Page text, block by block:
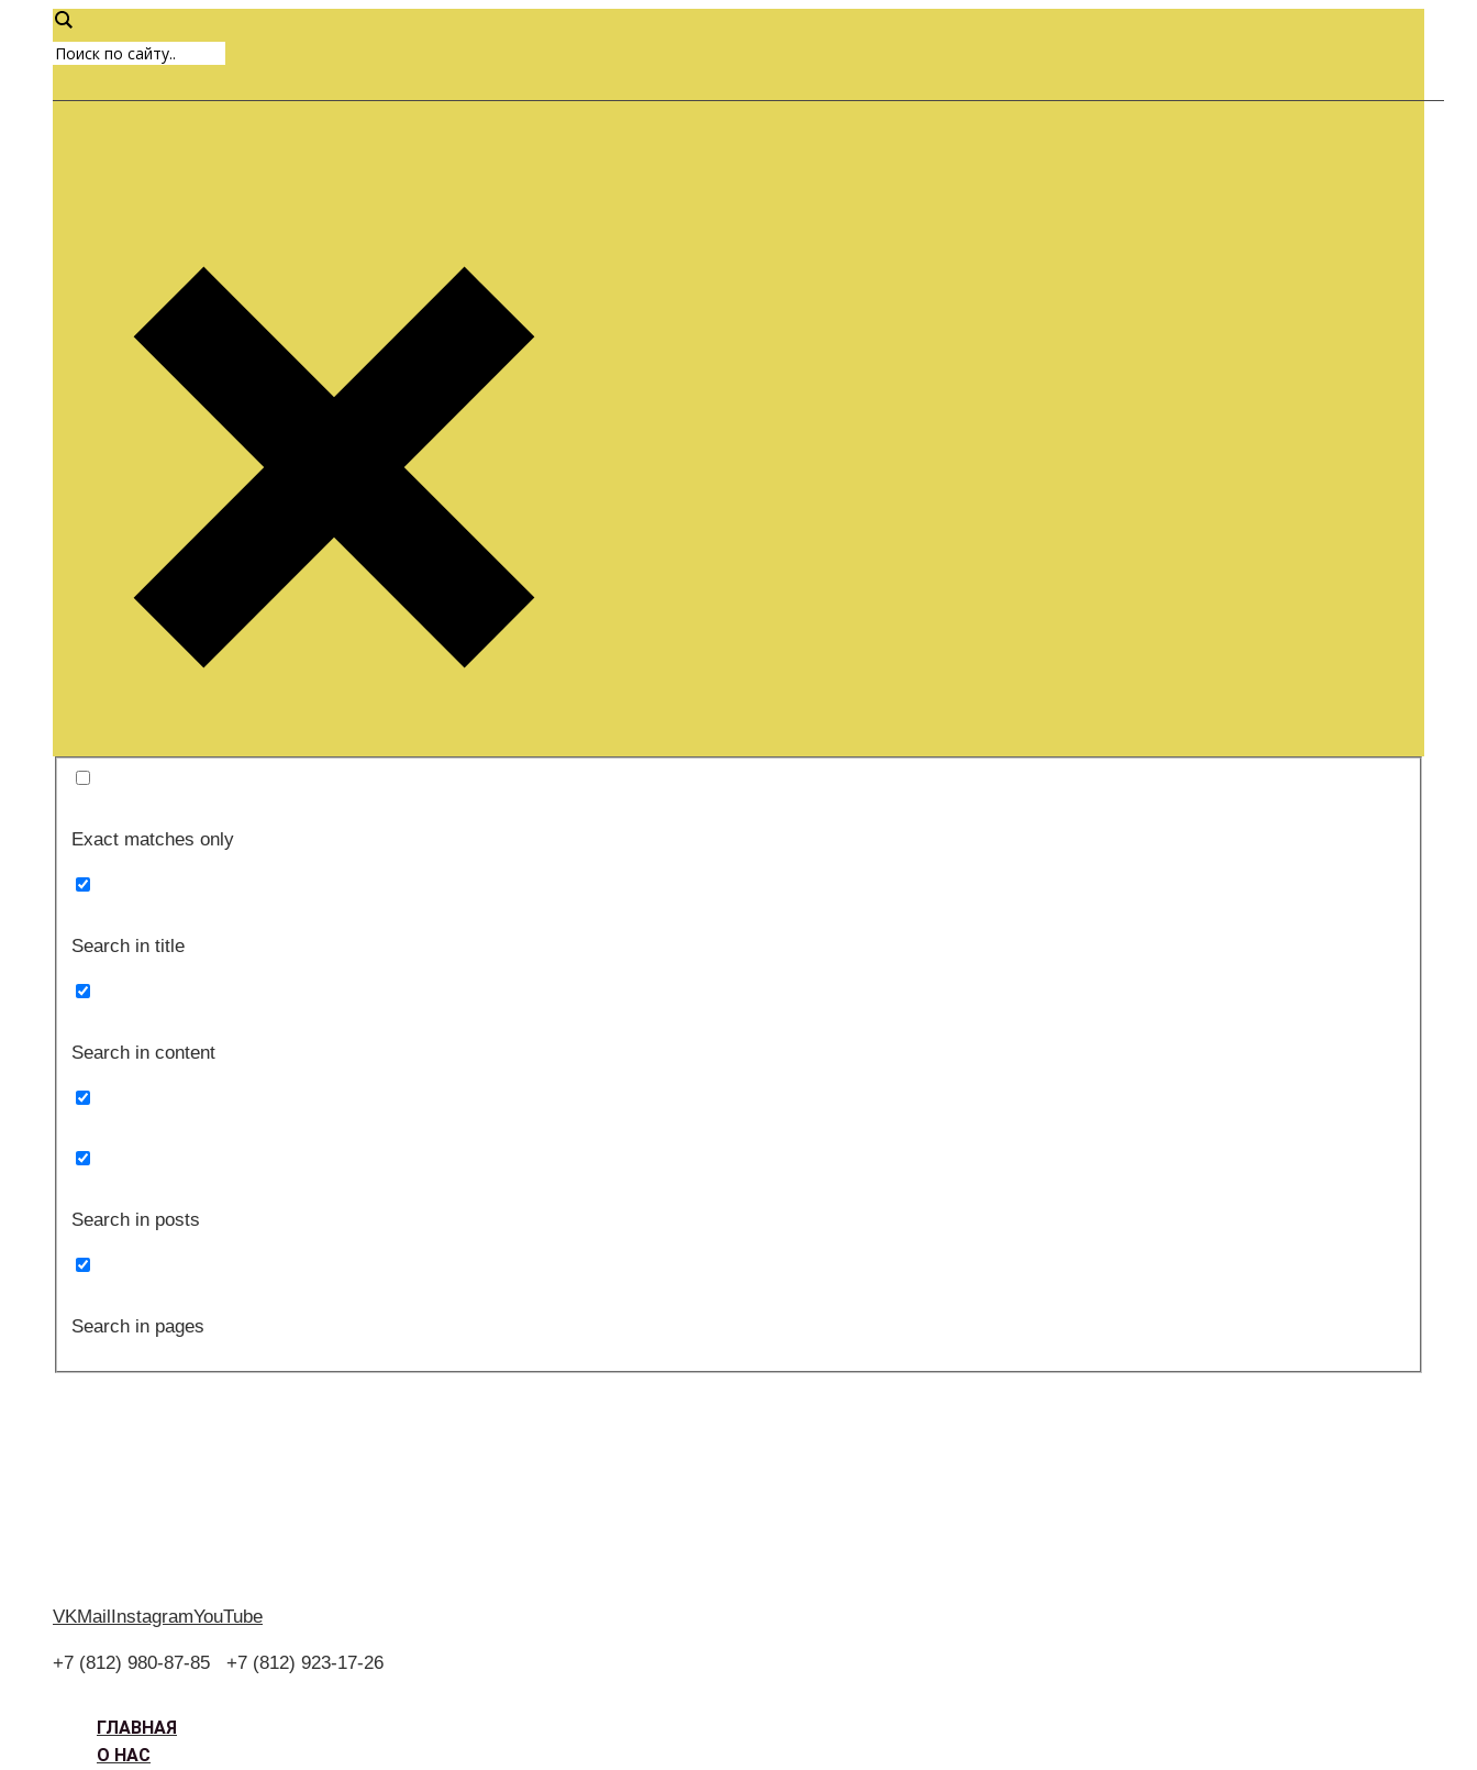
Exact matches only
Search in title
Search in content
Search in posts
Search in pages
VKMailInstagramYouTube
+7 (812) 980-87-85 +7 (812) 923-17-26
ГЛАВНАЯ
О НАС